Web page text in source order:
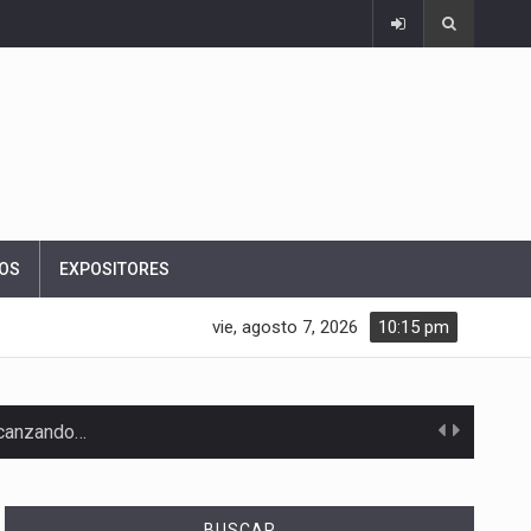
EXPOSITORES
10:15 pm
vie, agosto 7, 2026